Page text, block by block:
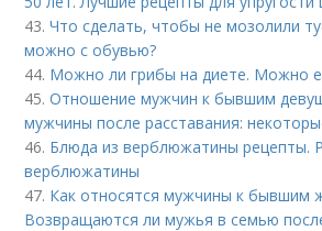
43.Что сделать, чтобы не мозолили
можно с обувью?
44. Можно ли грибы на диете. Можно
45.Отношение мужчин к бывшим
мужчины после расставания:
46. Блюда из верблюжатины рецепты.
верблюжатины
47. Как относятся мужчины к бывшим
Возвращаются ли мужья в семью